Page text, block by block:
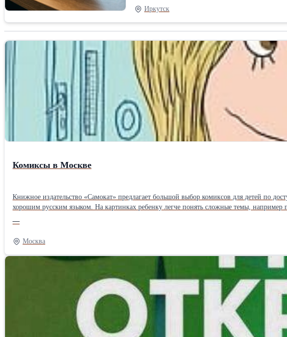
придавая ей объем и элегантность. Боковая
свечения, создавая динамичные и
отправка по России.
Иркутск
Комиксы в Москве
Книжное издательство «Самокат» предлагает большой выбор комиксов для детей по
хорошим русским языком. На картинках ребенку легче понять сложные темы,
—
Москва